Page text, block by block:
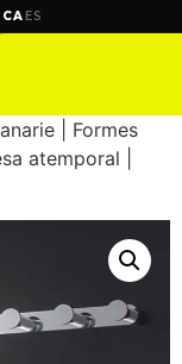
CA ES
| Formes
atemporal |